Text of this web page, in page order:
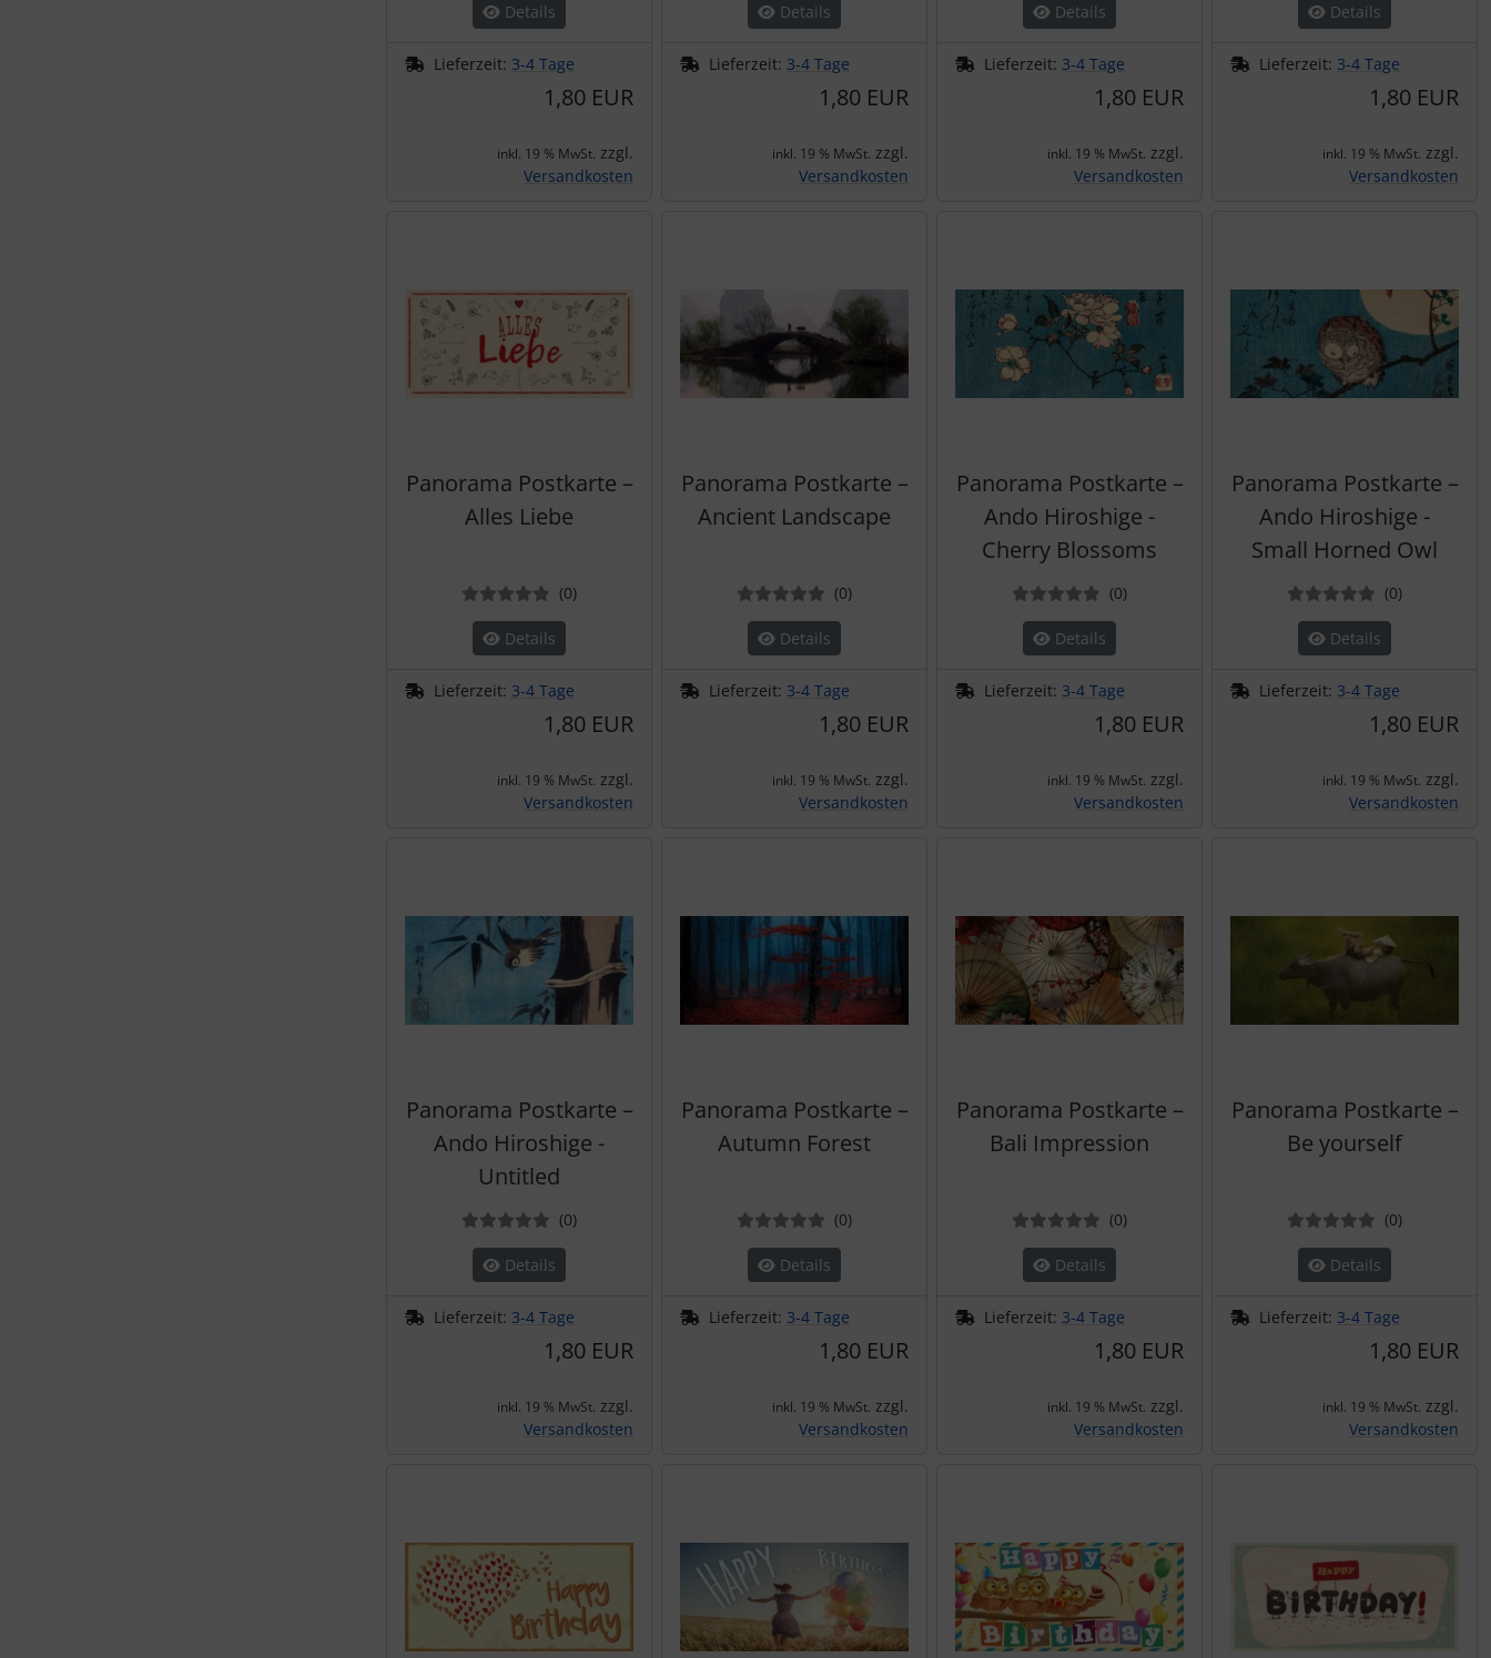
Details
Lieferzeit: 3-4 Tage
1,80 EUR
inkl. 19 % MwSt. zzgl.
Versandkosten
Details
Lieferzeit: 3-4 Tage
1,80 EUR
inkl. 19 % MwSt. zzgl.
Versandkosten
Details
Lieferzeit: 3-4 Tage
1,80 EUR
inkl. 19 % MwSt. zzgl.
Versandkosten
Details
Lieferzeit: 3-4 Tage
1,80 EUR
inkl. 19 % MwSt. zzgl.
Versandkosten
Panorama Postkarte –
Alles Liebe
(0Bewertungen
)
Details
Lieferzeit: 3-4 Tage
1,80 EUR
inkl. 19 % MwSt. zzgl.
Versandkosten
Panorama Postkarte –
Ancient Landscape
(0Bewertungen
)
Details
Lieferzeit: 3-4 Tage
1,80 EUR
inkl. 19 % MwSt. zzgl.
Versandkosten
Panorama Postkarte –
Ando Hiroshige -
Cherry Blossoms
(0Bewertungen
)
Details
Lieferzeit: 3-4 Tage
1,80 EUR
inkl. 19 % MwSt. zzgl.
Versandkosten
Panorama Postkarte –
Ando Hiroshige -
Small Horned Owl
(0)
Details
Lieferzeit: 3-4 Tage
1,80 EUR
inkl. 19 % MwSt. zzgl.
Versandkosten
Panorama Postkarte –
Ando Hiroshige -
Untitled
(0Bewertungen
)
Details
Lieferzeit: 3-4 Tage
1,80 EUR
inkl. 19 % MwSt. zzgl.
Versandkosten
Panorama Postkarte –
Autumn Forest
(0Bewertungen
)
Details
Lieferzeit: 3-4 Tage
1,80 EUR
inkl. 19 % MwSt. zzgl.
Versandkosten
Panorama Postkarte –
Bali Impression
(0Bewertungen
)
Details
Lieferzeit: 3-4 Tage
1,80 EUR
inkl. 19 % MwSt. zzgl.
Versandkosten
Panorama Postkarte –
Be yourself
(0)
Details
Lieferzeit: 3-4 Tage
1,80 EUR
inkl. 19 % MwSt. zzgl.
Versandkosten